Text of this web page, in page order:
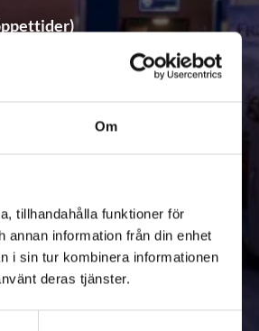
Om
tillhandahålla funktioner för
information från din enhet
i sin tur kombinera informationen
deras tjänster.
återbetalning av biljetter.
teatern är vald.